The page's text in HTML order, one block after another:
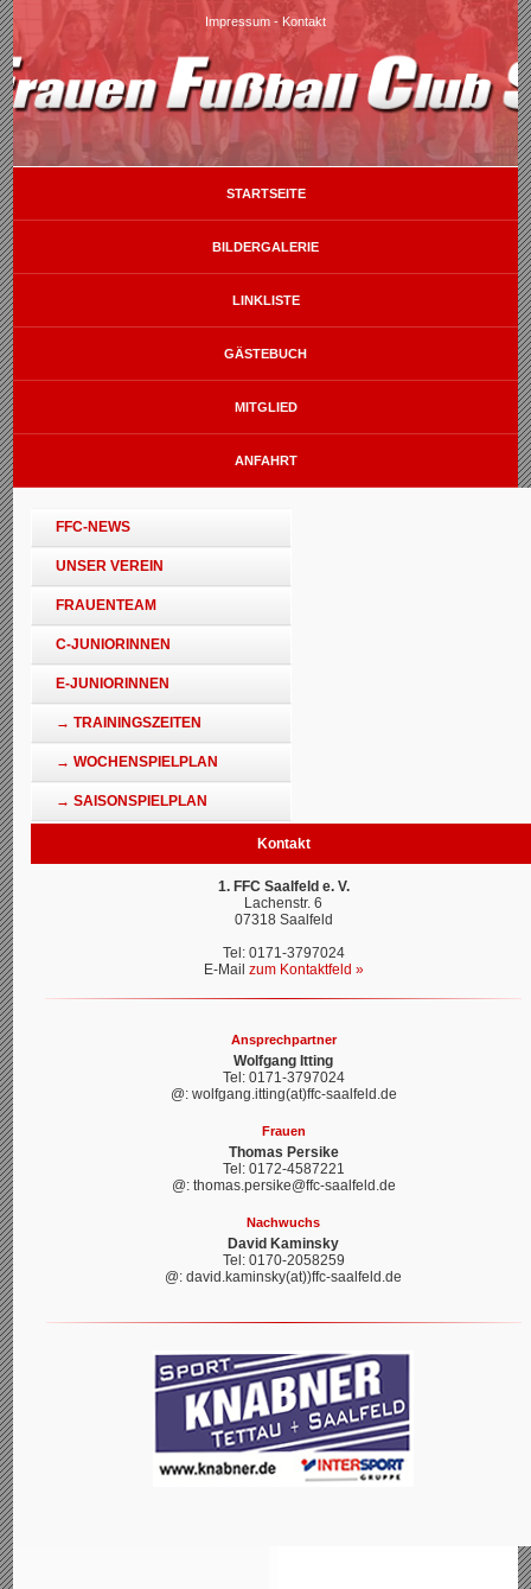
Impressum - Kontakt
STARTSEITE
BILDERGALERIE
LINKLISTE
GÄSTEBUCH
MITGLIED
ANFAHRT
FFC-NEWS
UNSER VEREIN
FRAUENTEAM
C-JUNIORINNEN
E-JUNIORINNEN
→ TRAININGSZEITEN
→ WOCHENSPIELPLAN
→ SAISONSPIELPLAN
Kontakt
1. FFC Saalfeld e. V.
Lachenstr. 6
07318 Saalfeld
Tel: 0171-3797024
E-Mail zum Kontaktfeld »
Ansprechpartner
Wolfgang Itting
Tel: 0171-3797024
@: wolfgang.itting(at)ffc-saalfeld.de
Frauen
Thomas Persike
Tel: 0172-4587221
@: thomas.persike@ffc-saalfeld.de
Nachwuchs
David Kaminsky
Tel: 0170-2058259
@: david.kaminsky(at))ffc-saalfeld.de